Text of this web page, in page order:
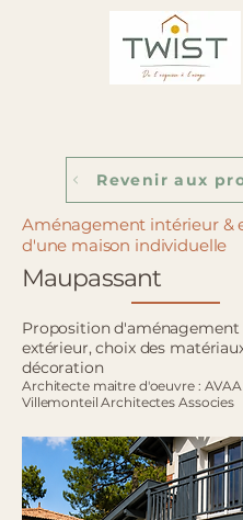
Revenir aux
Aménagement intérieur &
d'une maison individuelle
Maupassant
Proposition
extérieur, choix des
décoration
Architecte maitre d'oeuvre :
Villemonteil Architectes Associes